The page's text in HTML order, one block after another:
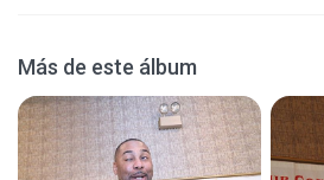
Más de este álbum